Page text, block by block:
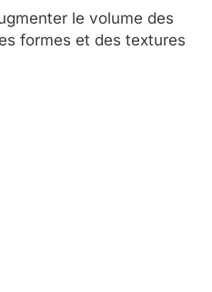
le volume des
formes et des textures